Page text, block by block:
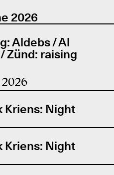
2026
Aldebs / Al
Zünd: raising
Kriens: Night
Kriens: Night